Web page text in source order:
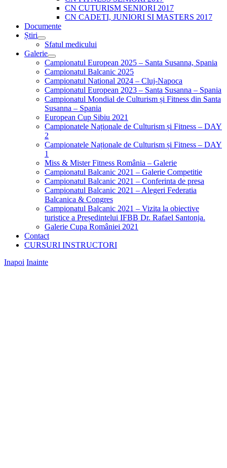
CN CUTURISM SENIORI 2017
CN CADETI, JUNIORI SI MASTERS 2017
Documente
Știri
Sfatul medicului
Galerie
Campionatul European 2025 – Santa Susanna, Spania
Campionatul Balcanic 2025
Campionatul National 2024 – Cluj-Napoca
Campionatul European 2023 – Santa Susanna – Spania
Campionatul Mondial de Culturism și Fitness din Santa
Susanna – Spania
European Cup Sibiu 2021
Campionatele Naționale de Culturism și Fitness – DAY
2
Campionatele Naționale de Culturism și Fitness – DAY
1
Miss & Mister Fitness România – Galerie
Campionatul Balcanic 2021 – Galerie Competitie
Campionatul Balcanic 2021 – Conferinta de presa
Campionatul Balcanic 2021 – Alegeri Federatia
Balcanica & Congres
Campionatul Balcanic 2021 – Vizita la obiective
turistice a Președintelui IFBB Dr. Rafael Santonja.
Galerie Cupa României 2021
Contact
CURSURI INSTRUCTORI
Inapoi Inainte